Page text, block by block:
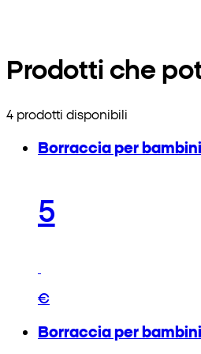
Prodotti che
4 prodotti disponibili
Borraccia per
5
€
Borraccia per